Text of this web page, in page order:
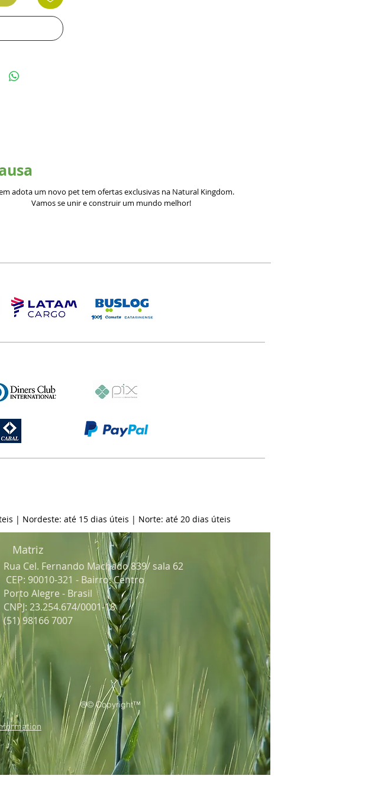
adota um novo pet tem ofertas exclusivas na Natural Kingdom.
Vamos se unir e construir um mundo melhor!
| Nordeste: até 15 dias úteis | Norte: até 20 dias úteis
Matriz
Rua Cel. Fernando Machado 839/ sala 62
CEP: 90010-321 - Bairro: Centro
Porto Alegre - Brasil
CNPJ: 23.254.674/0001-18
(51) 98166 7007
®© Copyright™